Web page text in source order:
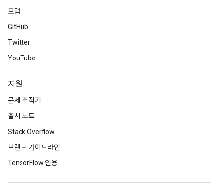
포럼
GitHub
Twitter
YouTube
지원
문제 추적기
출시 노트
Stack Overflow
브랜드 가이드라인
TensorFlow 인용